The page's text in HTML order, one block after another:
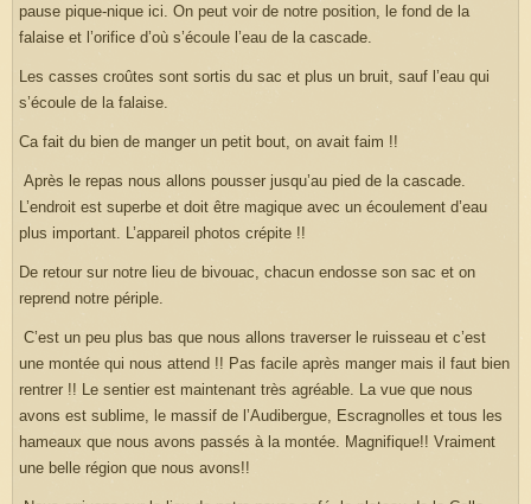
pause pique-nique ici. On peut voir de notre position, le fond de la
falaise et l’orifice d’où s’écoule l’eau de la cascade.
Les casses croûtes sont sortis du sac et plus un bruit, sauf l’eau qui
s’écoule de la falaise.
Ca fait du bien de manger un petit bout, on avait faim !!
Après le repas nous allons pousser jusqu’au pied de la cascade.
L’endroit est superbe et doit être magique avec un écoulement d’eau
plus important. L’appareil photos crépite !!
De retour sur notre lieu de bivouac, chacun endosse son sac et on
reprend notre périple.
C’est un peu plus bas que nous allons traverser le ruisseau et c’est
une montée qui nous attend !! Pas facile après manger mais il faut bien
rentrer !! Le sentier est maintenant très agréable. La vue que nous
avons est sublime, le massif de l’Audibergue, Escragnolles et tous les
hameaux que nous avons passés à la montée. Magnifique!! Vraiment
une belle région que nous avons!!